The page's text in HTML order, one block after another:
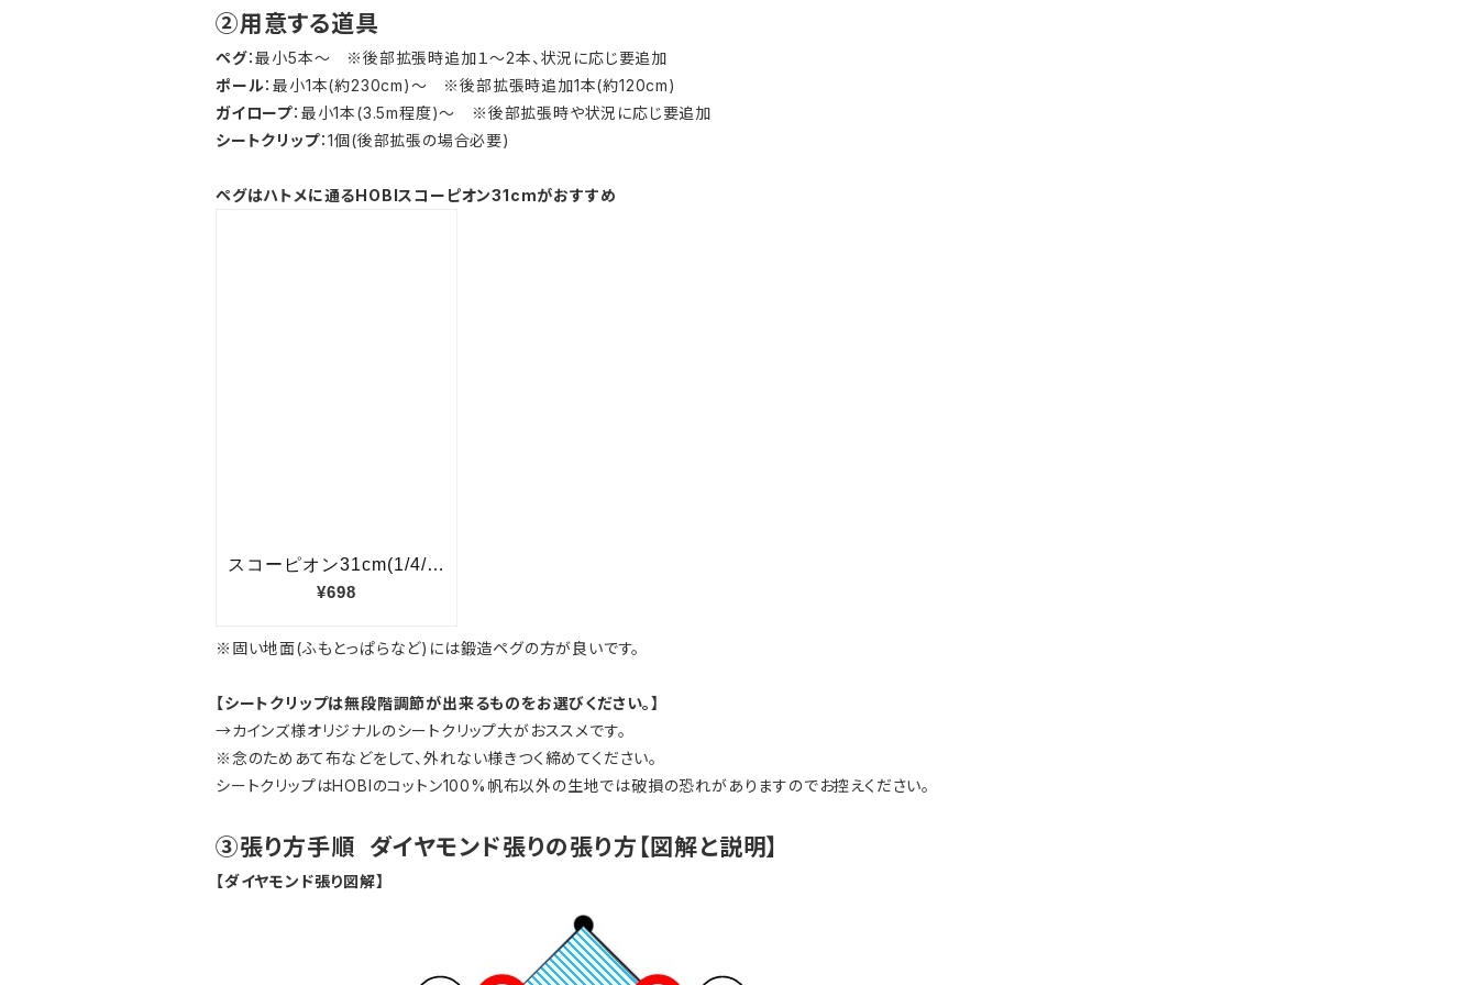
②用意する道具
ペグ：最小5本～ ※後部拡張時追加１～2本、状況に応じ要追加
ポール：最小1本(約230cm)～ ※後部拡張時追加1本(約120cm)
ガイロープ：最小1本(3.5m程度)～ ※後部拡張時や状況に応じ要追加
シートクリップ：1個(後部拡張の場合必要)
ペグはハトメに通るHOBIスコーピオン31cmがおすすめ
※固い地面(ふもとっぱらなど)には鍛造ペグの方が良いです。
【シートクリップは無段階調節が出来るものをお選びください。】
→カインズ様オリジナルのシートクリップ大がおススメです。
※念のためあて布などをして、外れない様きつく締めてください。
シートクリップはHOBIのコットン100%帆布以外の生地では破損の恐れがありますのでお控えください。
③張り方手順 ダイヤモンド張りの張り方【図解と説明】
【ダイヤモンド張り図解】